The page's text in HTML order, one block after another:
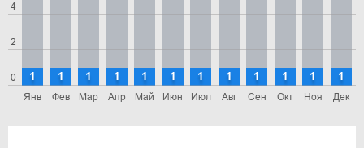
0
2
4
Янв
1
Фев
1
Мар
1
Апр
1
Май
1
Июн
1
Июл
1
Авг
1
Сен
1
Окт
1
Ноя
1
Дек
1